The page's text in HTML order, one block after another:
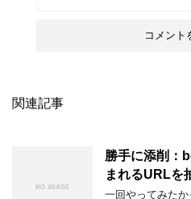
関連記事
勝手に添削：
まれるURLを
一回やってみた